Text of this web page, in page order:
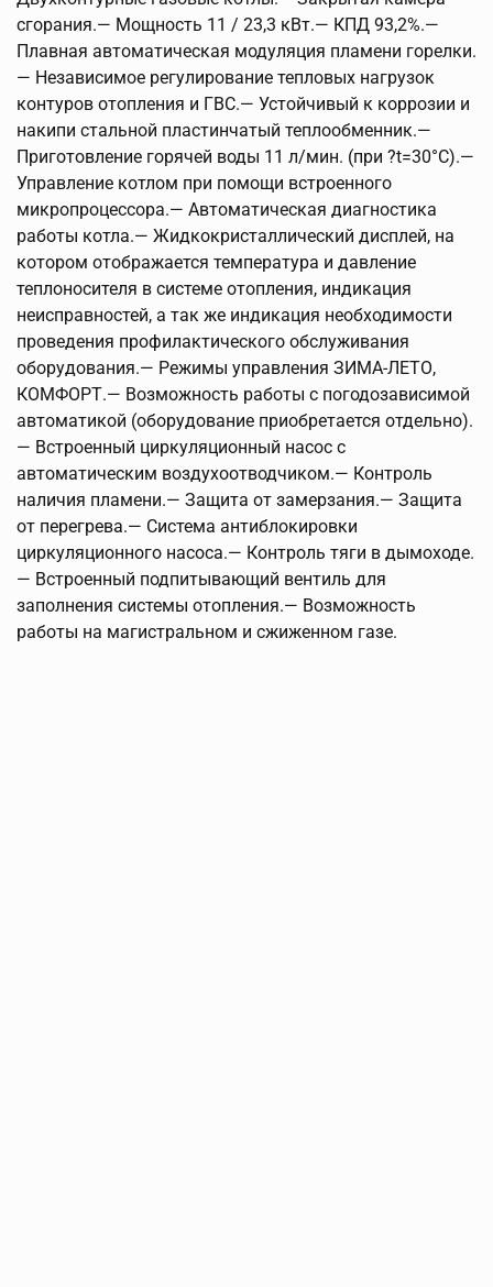
сгорания.— Мощность 11 / 23,3 кВт.— КПД 93,2%.—
Плавная автоматическая модуляция пламени горелки.
— Независимое регулирование тепловых нагрузок
контуров отопления и ГВС.— Устойчивый к коррозии и
накипи стальной пластинчатый теплообменник.—
Приготовление горячей воды 11 л/мин. (при ?t=30°С).—
Управление котлом при помощи встроенного
микропроцессора.— Автоматическая диагностика
работы котла.— Жидкокристаллический дисплей, на
котором отображается температура и давление
теплоносителя в системе отопления, индикация
неисправностей, а так же индикация необходимости
проведения профилактического обслуживания
оборудования.— Режимы управления ЗИМА-ЛЕТО,
КОМФОРТ.— Возможность работы с погодозависимой
автоматикой (оборудование приобретается отдельно).
— Встроенный циркуляционный насос с
автоматическим воздухоотводчиком.— Контроль
наличия пламени.— Защита от замерзания.— Защита
от перегрева.— Система антиблокировки
циркуляционного насоса.— Контроль тяги в дымоходе.
— Встроенный подпитывающий вентиль для
заполнения системы отопления.— Возможность
работы на магистральном и сжиженном газе.